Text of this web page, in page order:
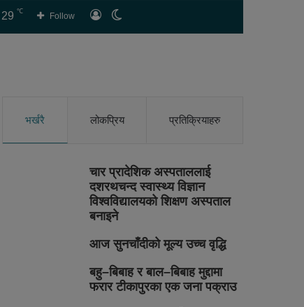
लगइन
Follow
29 ℃
भर्खरै लोकप्रिय प्रतिक्रियाहरु
चार प्रादेशिक अस्पताललाई
दशरथचन्द स्वास्थ्य विज्ञान
विश्वविद्यालयको शिक्षण अस्पताल
बनाइने
आज सुनचाँदीको मूल्य उच्च वृद्धि
बहु–बिबाह र बाल–बिबाह मुद्दामा
फरार टीकापुरका एक जना पक्राउ